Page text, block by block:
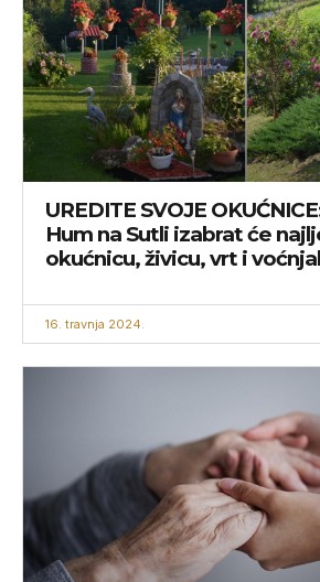
UREDITE SVOJE
Hum na Sutli izabrat će
okućnicu, živicu, vrt i
16. travnja 2024.